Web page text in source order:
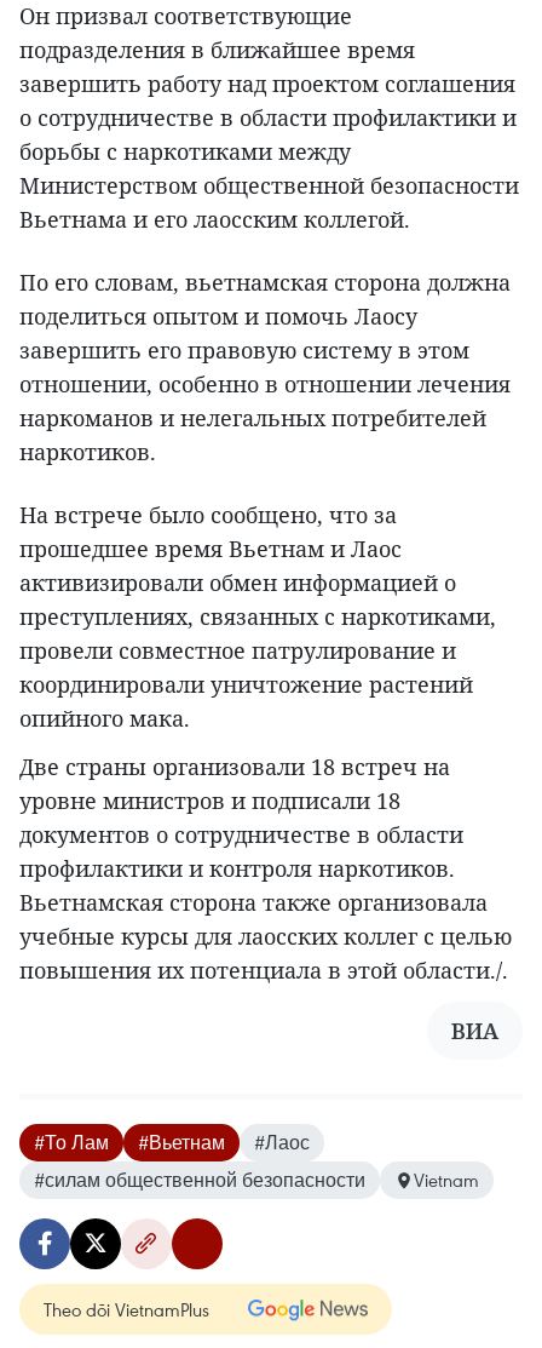
Он призвал соответствующие
подразделения в ближайшее время
завершить работу над проектом соглашения
о сотрудничестве в области профилактики и
борьбы с наркотиками между
Министерством общественной безопасности
Вьетнама и его лаосским коллегой.
По его словам, вьетнамская сторона должна
поделиться опытом и помочь Лаосу
завершить его правовую систему в этом
отношении, особенно в отношении лечения
наркоманов и нелегальных потребителей
наркотиков.
На встрече было сообщено, что за
прошедшее время Вьетнам и Лаос
активизировали обмен информацией о
преступлениях, связанных с наркотиками,
провели совместное патрулирование и
координировали уничтожение растений
опийного мака.
Две страны организовали 18 встреч на
уровне министров и подписали 18
документов о сотрудничестве в области
профилактики и контроля наркотиков.
Вьетнамская сторона также организовала
учебные курсы для лаосских коллег с целью
повышения их потенциала в этой области./.
ВИА
#То Лам #Вьетнам
#Лаос
#силам общественной безопасности
Vietnam
Theo dõi VietnamPlus